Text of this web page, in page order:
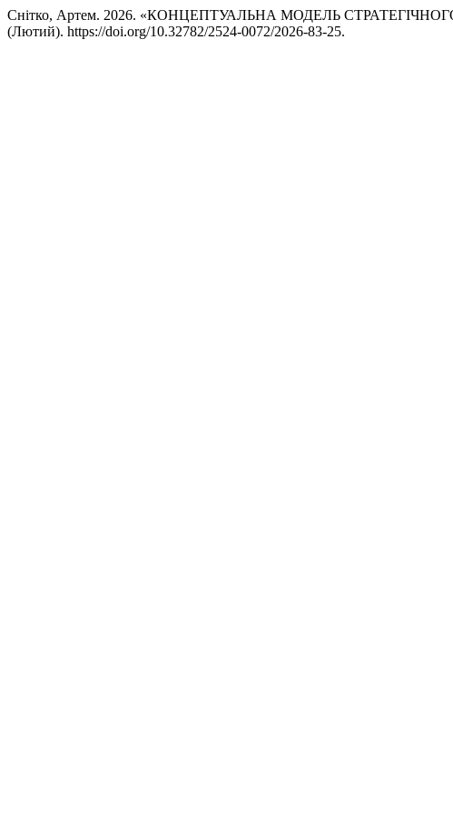
Снітко, Артем. 2026. «КОНЦЕПТУАЛЬНА МОДЕЛЬ
(Лютий). https://doi.org/10.32782/2524-0072/2026-83-25.